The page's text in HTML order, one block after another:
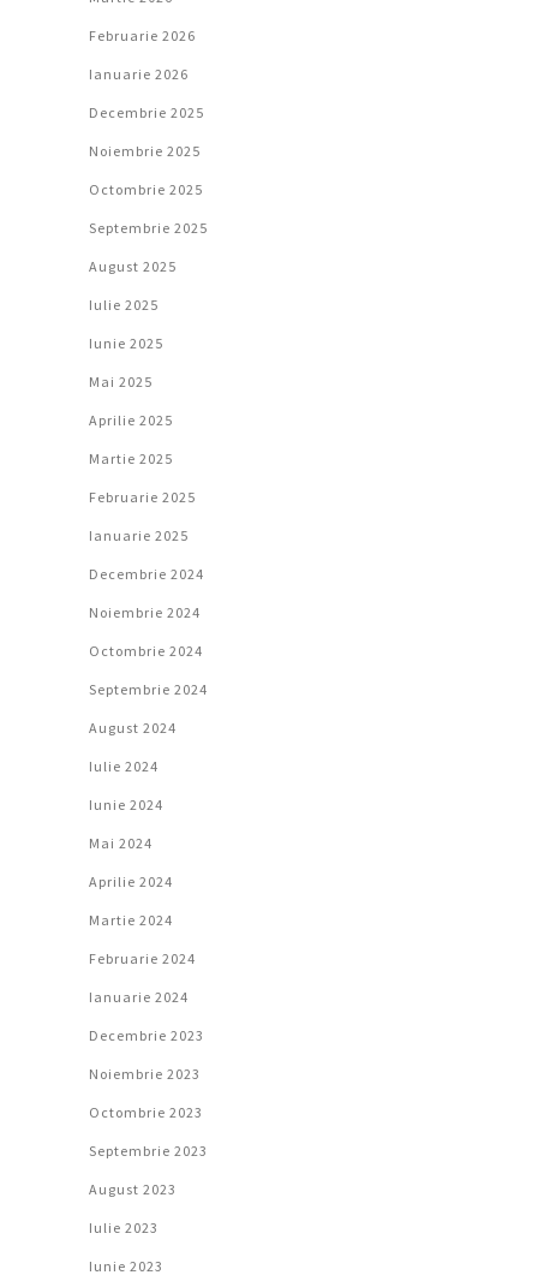
Februarie 2026
Ianuarie 2026
Decembrie 2025
Noiembrie 2025
Octombrie 2025
Septembrie 2025
August 2025
Iulie 2025
Iunie 2025
Mai 2025
Aprilie 2025
Martie 2025
Februarie 2025
Ianuarie 2025
Decembrie 2024
Noiembrie 2024
Octombrie 2024
Septembrie 2024
August 2024
Iulie 2024
Iunie 2024
Mai 2024
Aprilie 2024
Martie 2024
Februarie 2024
Ianuarie 2024
Decembrie 2023
Noiembrie 2023
Octombrie 2023
Septembrie 2023
August 2023
Iulie 2023
Iunie 2023